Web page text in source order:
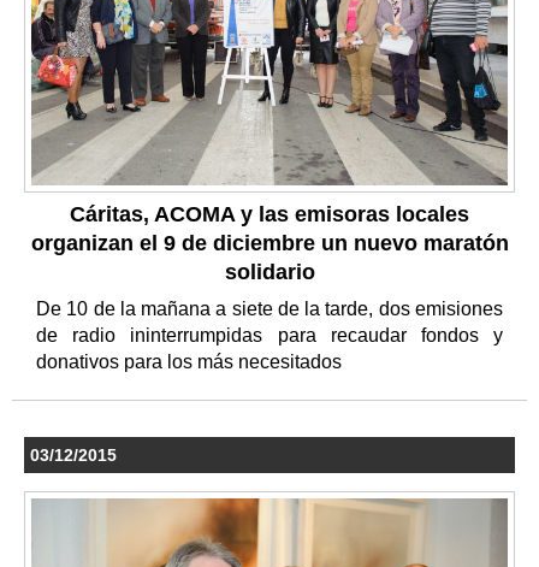
Cáritas, ACOMA y las emisoras locales
organizan el 9 de diciembre un nuevo maratón
solidario
De 10 de la mañana a siete de la tarde, dos emisiones
de radio ininterrumpidas para recaudar fondos y
donativos para los más necesitados
03/12/2015